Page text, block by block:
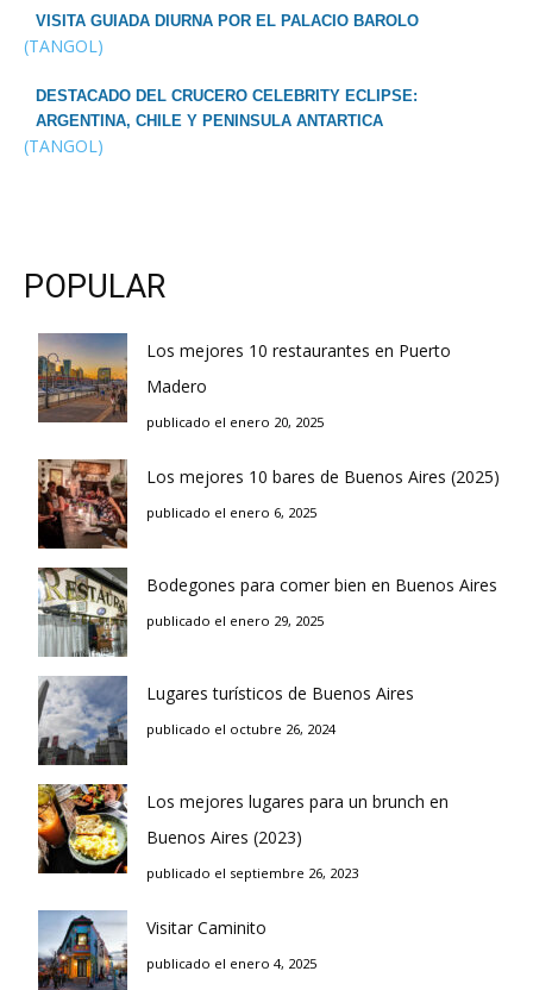
VISITA GUIADA DIURNA POR EL PALACIO BAROLO
(TANGOL)
DESTACADO DEL CRUCERO CELEBRITY ECLIPSE:
ARGENTINA, CHILE Y PENINSULA ANTARTICA
(TANGOL)
POPULAR
Los mejores 10 restaurantes en Puerto
Madero
publicado el enero 20, 2025
Los mejores 10 bares de Buenos Aires (2025)
publicado el enero 6, 2025
Bodegones para comer bien en Buenos Aires
publicado el enero 29, 2025
Lugares turísticos de Buenos Aires
publicado el octubre 26, 2024
Los mejores lugares para un brunch en
Buenos Aires (2023)
publicado el septiembre 26, 2023
Visitar Caminito
publicado el enero 4, 2025